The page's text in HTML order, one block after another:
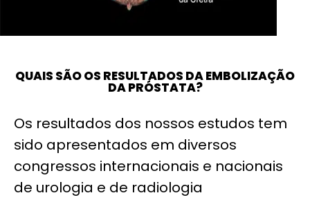
QUAIS SÃO OS RESULTADOS DA EMBOLIZAÇÃO
DA PRÓSTATA?
Os resultados dos nossos estudos tem
sido apresentados em diversos
congressos internacionais e nacionais
de urologia e de radiologia